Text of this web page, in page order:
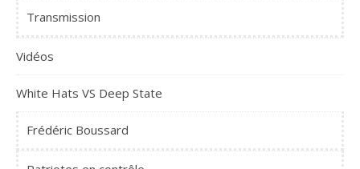
Transmission
Vidéos
White Hats VS Deep State
Frédéric Boussard